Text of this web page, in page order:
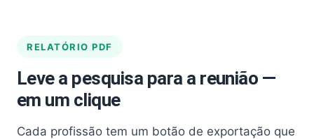
RELATÓRIO PDF
Leve a pesquisa para a reunião —
em um clique
Cada profissão tem um botão de exportação que